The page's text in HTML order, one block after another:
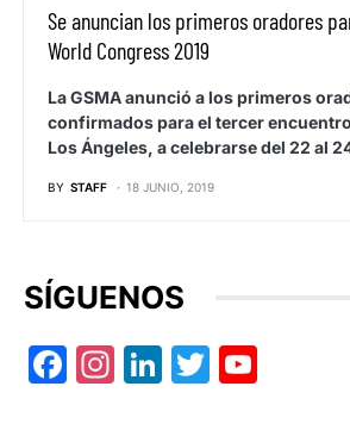
Se anuncian los primeros oradores
World Congress 2019
La GSMA anunció a los primeros
confirmados para el tercer
Los Ángeles, a celebrarse del 22 al
BY STAFF 18 JUNIO, 2019
SÍGUENOS
Facebook
Instagram
LinkedIn
Twitter